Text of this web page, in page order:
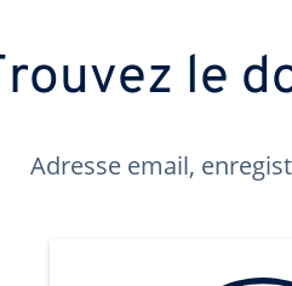
le
Adresse email,